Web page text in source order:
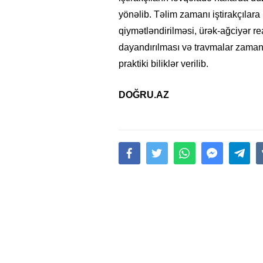
yönəlib. Təlim zamanı
qiymətləndirilməsi, ürək-ağciyər
dayandırılması və travmalar
praktiki biliklər verilib.
DOĞRU.AZ